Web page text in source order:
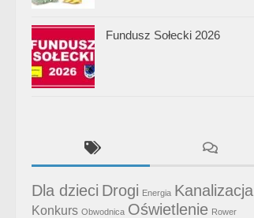
Fundusz Sołecki 2026
Dla dzieci Drogi Energia Kanalizacja
Konkurs Obwodnica Oświetlenie Rower